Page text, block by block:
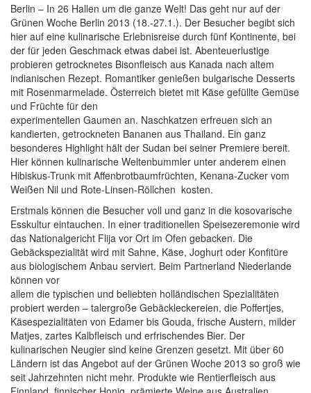
Berlin – In 26 Hallen um die ganze Welt! Das geht nur auf der
Grünen Woche Berlin 2013 (18.-27.1.). Der Besucher begibt sich
hier auf eine kulinarische Erlebnisreise durch fünf Kontinente, bei
der für jeden Geschmack etwas dabei ist. Abenteuerlustige
probieren getrocknetes Bisonfleisch aus Kanada nach altem
indianischen Rezept. Romantiker genießen bulgarische Desserts
mit Rosenmarmelade. Österreich bietet mit Käse gefüllte Gemüse
und Früchte für den
experimentellen Gaumen an. Naschkatzen erfreuen sich an
kandierten, getrockneten Bananen aus Thailand. Ein ganz
besonderes Highlight hält der Sudan bei seiner Premiere bereit.
Hier können kulinarische Weltenbummler unter anderem einen
Hibiskus-Trunk mit Affenbrotbaumfrüchten, Kenana-Zucker vom
Weißen Nil und Rote-Linsen-Röllchen kosten.
Erstmals können die Besucher voll und ganz in die kosovarische
Esskultur eintauchen. In einer traditionellen Speisezeremonie wird
das Nationalgericht Flija vor Ort im Ofen gebacken. Die
Gebäckspezialität wird mit Sahne, Käse, Joghurt oder Konfitüre
aus biologischem Anbau serviert. Beim Partnerland Niederlande
können vor
allem die typischen und beliebten holländischen Spezialitäten
probiert werden – talergroße Gebäckleckereien, die Poffertjes,
Käsespezialitäten von Edamer bis Gouda, frische Austern, milder
Matjes, zartes Kalbfleisch und erfrischendes Bier. Der
kulinarischen Neugier sind keine Grenzen gesetzt. Mit über 60
Ländern ist das Angebot auf der Grünen Woche 2013 so groß wie
seit Jahrzehnten nicht mehr. Produkte wie Rentierfleisch aus